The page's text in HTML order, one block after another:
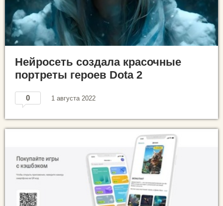
Нейросеть создала красочные
портреты героев Dota 2
0 1 августа 2022